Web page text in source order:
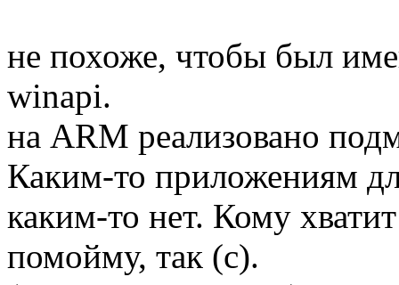
не похоже, чтобы был
winapi.
на ARM реализовано
Каким-то приложениям
каким-то нет. Кому
помойму, так (с).